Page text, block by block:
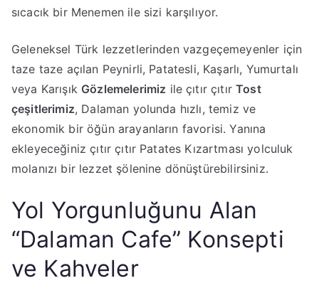
sıcacık bir Menemen ile sizi karşılıyor.
​Geleneksel Türk lezzetlerinden vazgeçemeyenler için
taze taze açılan Peynirli, Patatesli, Kaşarlı, Yumurtalı
veya Karışık Gözlemelerimiz ile çıtır çıtırTost
çeşitlerimiz, Dalaman yolunda hızlı, temiz ve
ekonomik bir öğün arayanların favorisi. Yanına
ekleyeceğiniz çıtır çıtır Patates Kızartması yolculuk
molanızı bir lezzet şölenine dönüştürebilirsiniz.
​Yol Yorgunluğunu Alan
“Dalaman Cafe” Konsepti
ve Kahveler